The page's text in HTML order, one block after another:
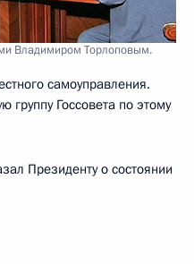
Владимиром Торлоповым.
самоуправления.
группу Госсовета по этому
Президенту о состоянии